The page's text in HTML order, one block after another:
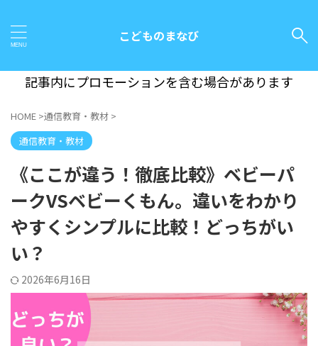
こどものまなび
記事内にプロモーションを含む場合があります
HOME >通信教育・教材 >
通信教育・教材
《ここが違う！徹底比較》ベビーパ
ークVSベビーくもん。違いをわかり
やすくシンプルに比較！どっちがい
い？
2026年6月16日